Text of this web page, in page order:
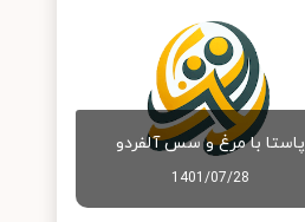
پاستا با مرغ و سس آلفردو
1401/07/28